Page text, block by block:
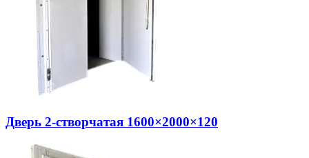
Дверь 2-створчатая 1600×2000×120